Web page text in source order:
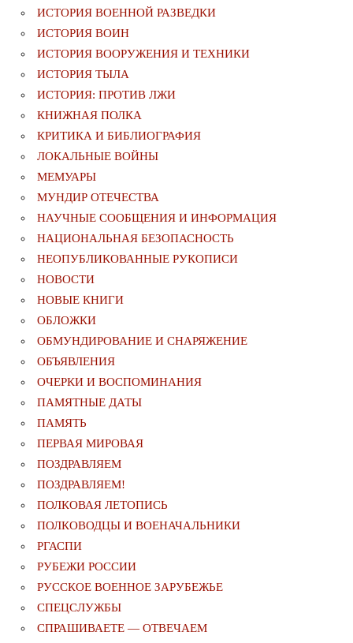
ИСТОРИЯ ВОЕННОЙ РАЗВЕДКИ
ИСТОРИЯ ВОИН
ИСТОРИЯ ВООРУЖЕНИЯ И ТЕХНИКИ
ИСТОРИЯ ТЫЛА
ИСТОРИЯ: ПРОТИВ ЛЖИ
КНИЖНАЯ ПОЛКА
КРИТИКА И БИБЛИОГРАФИЯ
ЛОКАЛЬНЫЕ ВОЙНЫ
МЕМУАРЫ
МУНДИР ОТЕЧЕСТВА
НАУЧНЫЕ СООБЩЕНИЯ И ИНФОРМАЦИЯ
НАЦИОНАЛЬНАЯ БЕЗОПАСНОСТЬ
НЕОПУБЛИКОВАННЫЕ РУКОПИСИ
НОВОСТИ
НОВЫЕ КНИГИ
ОБЛОЖКИ
ОБМУНДИРОВАНИЕ И СНАРЯЖЕНИЕ
ОБЪЯВЛЕНИЯ
ОЧЕРКИ И ВОСПОМИНАНИЯ
ПАМЯТНЫЕ ДАТЫ
ПАМЯТЬ
ПЕРВАЯ МИРОВАЯ
ПОЗДРАВЛЯЕМ
ПОЗДРАВЛЯЕМ!
ПОЛКОВАЯ ЛЕТОПИСЬ
ПОЛКОВОДЦЫ И ВОЕНАЧАЛЬНИКИ
РГАСПИ
РУБЕЖИ РОССИИ
РУССКОЕ ВОЕННОЕ ЗАРУБЕЖЬЕ
СПЕЦСЛУЖБЫ
СПРАШИВАЕТЕ — ОТВЕЧАЕМ